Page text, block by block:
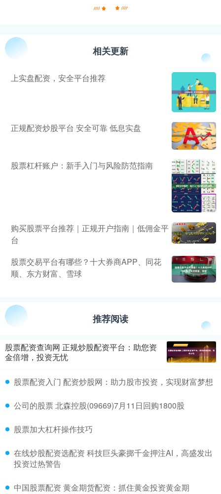
相关更新
上实盘配资，安全平台推荐
正规配资炒股平台 安全可靠 低息实盘
股票杠杆账户：新手入门与风险防范指南
购买股票平台推荐｜正规开户指南｜低佣金平
台
股票交易平台有哪些？十大券商APP、同花
顺、东方财富、雪球
推荐阅读
股票配资查询网 正规炒股配资平台：助您资
金倍增，投资无忧
股票配资入门 配资炒股网：助力股市投资，实现财富梦想
公司的股票 北森控股(09669)7月11日回购1800股
股票加大杠杆操作技巧
在线炒股配资选配资 科技巨头豪掷千金押注AI，高盛发出
投资过热警告
中国股票配资 黄金期货配资：抓住黄金投资黄金期